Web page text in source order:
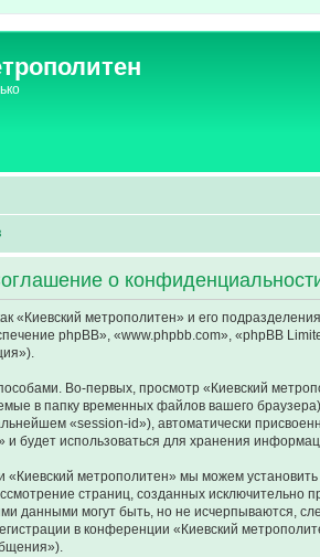
о
«Киевский метрополитен» и его
phpBB», «www.phpbb.com», «phpBB
Во-первых, просмотр «Киевский
в папку временных файлов вашего
«session-id»), автоматически
и будет использоваться для хранения
метрополитен» мы можем
страниц, созданных
данными могут быть, но не исчерпываются,
в конференции «Киевский